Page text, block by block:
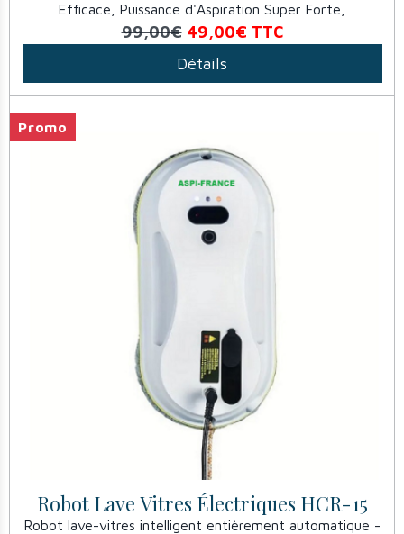
Efficace, Puissance d'Aspiration Super Forte,
99,00€ 49,00€ TTC
Détails
Promo
Robot Lave Vitres Électriques HCR-15
Robot lave-vitres intelligent entièrement automatique -